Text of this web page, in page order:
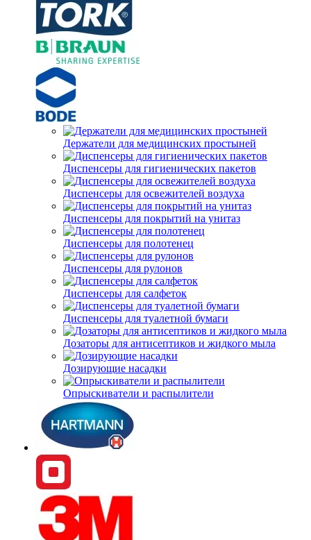
Держатели для медицинских простыней
Диспенсеры для гигиенических пакетов
Диспенсеры для освежителей воздуха
Диспенсеры для покрытий на унитаз
Диспенсеры для полотенец
Диспенсеры для рулонов
Диспенсеры для салфеток
Диспенсеры для туалетной бумаги
Дозаторы для антисептиков и жидкого мыла
Дозирующие насадки
Опрыскиватели и распылители